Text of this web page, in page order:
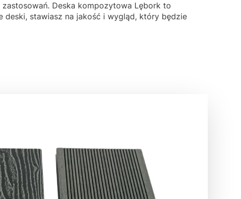
Deska kompozytowa Lębork to
deski, stawiasz na jakość i wygląd, który będzie